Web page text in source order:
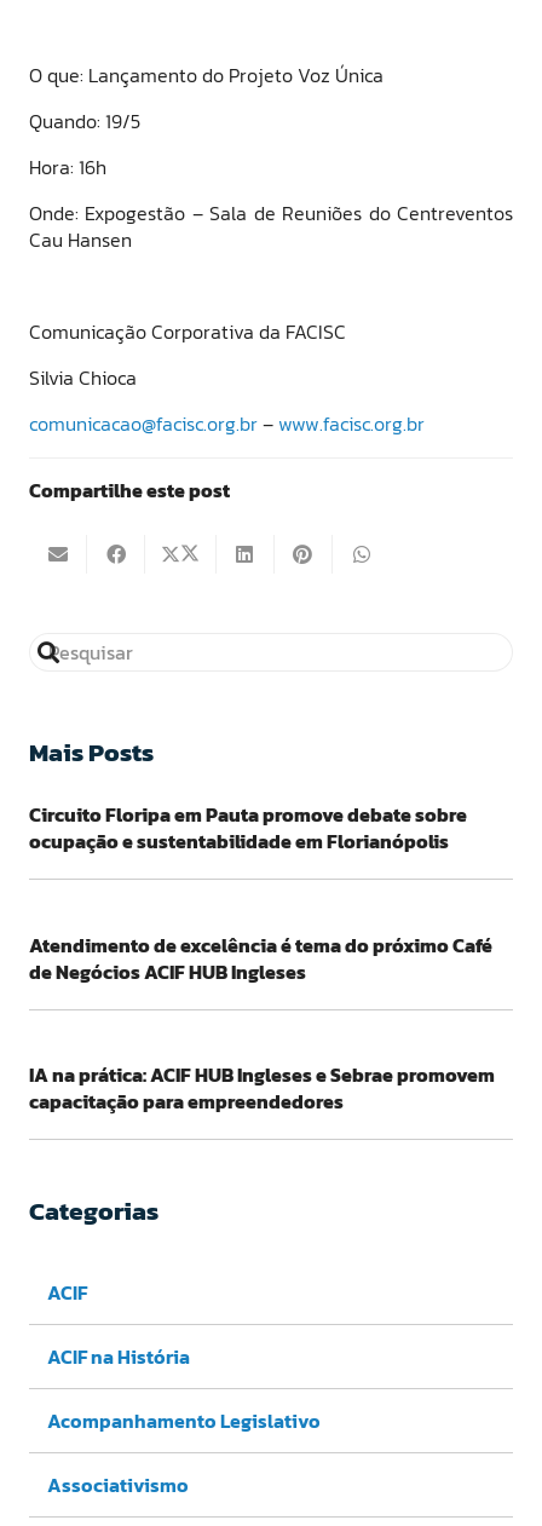
O que: Lançamento do Projeto Voz Única
Quando: 19/5
Hora: 16h
Onde: Expogestão – Sala de Reuniões do Centreventos
Cau Hansen
Comunicação Corporativa da FACISC
Silvia Chioca
comunicacao@facisc.org.br– www.facisc.org.br
Compartilhe este post
Mais Posts
Circuito Floripa em Pauta promove debate sobre
ocupação e sustentabilidade em Florianópolis
Atendimento de excelência é tema do próximo Café
de Negócios ACIF HUB Ingleses
IA na prática: ACIF HUB Ingleses e Sebrae promovem
capacitação para empreendedores
Categorias
ACIF
ACIF na História
Acompanhamento Legislativo
Associativismo